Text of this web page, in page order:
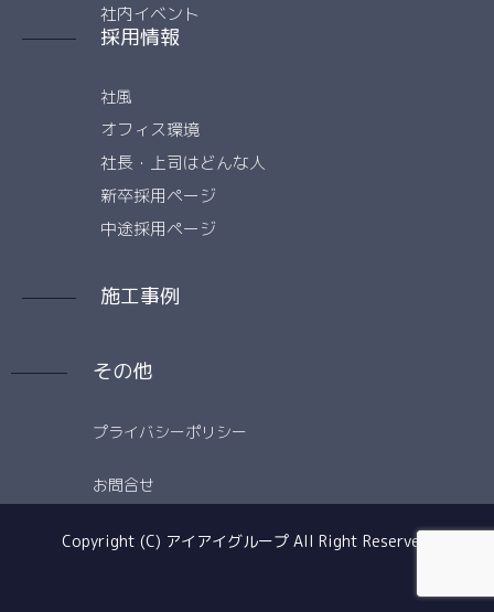
社内イベント
採用情報
社風
オフィス環境
社長・上司はどんな人
新卒採用ページ
中途採用ページ
施工事例
その他
プライバシーポリシー
お問合せ
Copyright (C) アイアイグループ All Right Reserved.